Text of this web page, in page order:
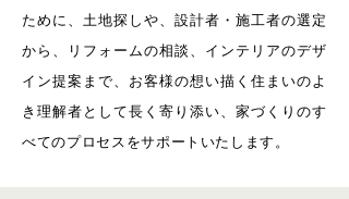
ために、土地探しや、設計者・施工者の選定
から、リフォームの相談、インテリアのデザ
イン提案まで、お客様の想い描く住まいのよ
き理解者として⾧く寄り添い、家づくりのす
べてのプロセスをサポートいたします。